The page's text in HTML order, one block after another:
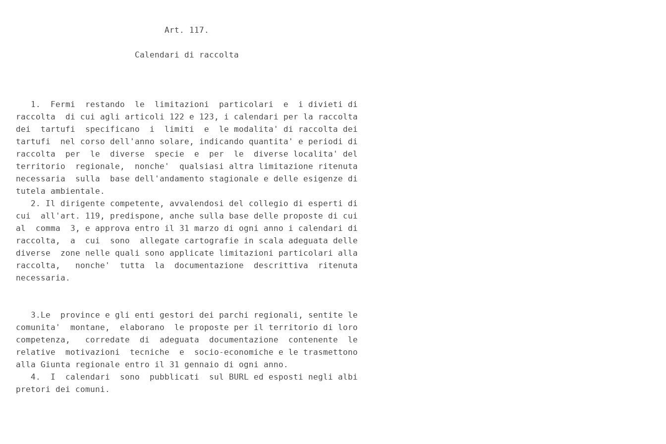
                              Art. 117.
                        Calendari di raccolta
   1.  Fermi  restando  le  limitazioni  particolari  e  i divieti di
raccolta  di cui agli articoli 122 e 123, i calendari per la raccolta
dei  tartufi  specificano  i  limiti  e  le modalita' di raccolta dei
tartufi  nel corso dell'anno solare, indicando quantita' e periodi di
raccolta  per  le  diverse  specie  e  per  le  diverse localita' del
territorio  regionale,  nonche'  qualsiasi altra limitazione ritenuta
necessaria  sulla  base dell'andamento stagionale e delle esigenze di
tutela ambientale.
   2. Il dirigente competente, avvalendosi del collegio di esperti di
cui  all'art. 119, predispone, anche sulla base delle proposte di cui
al  comma  3, e approva entro il 31 marzo di ogni anno i calendari di
raccolta,  a  cui  sono  allegate cartografie in scala adeguata delle
diverse  zone nelle quali sono applicate limitazioni particolari alla
raccolta,   nonche'  tutta  la  documentazione  descrittiva  ritenuta
necessaria.
   3.Le  province e gli enti gestori dei parchi regionali, sentite le
comunita'  montane,  elaborano  le proposte per il territorio di loro
competenza,   corredate  di  adeguata  documentazione  contenente  le
relative  motivazioni  tecniche  e  socio-economiche e le trasmettono
alla Giunta regionale entro il 31 gennaio di ogni anno.
   4.  I  calendari  sono  pubblicati  sul BURL ed esposti negli albi